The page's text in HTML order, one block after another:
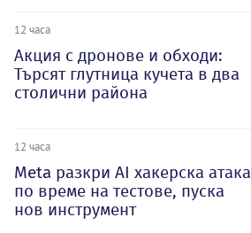
12 часа
Акция с дронове и обходи:
Търсят глутница кучета в два
столични района
12 часа
Meta разкри AI хакерска атака
по време на тестове, пуска
нов инструмент